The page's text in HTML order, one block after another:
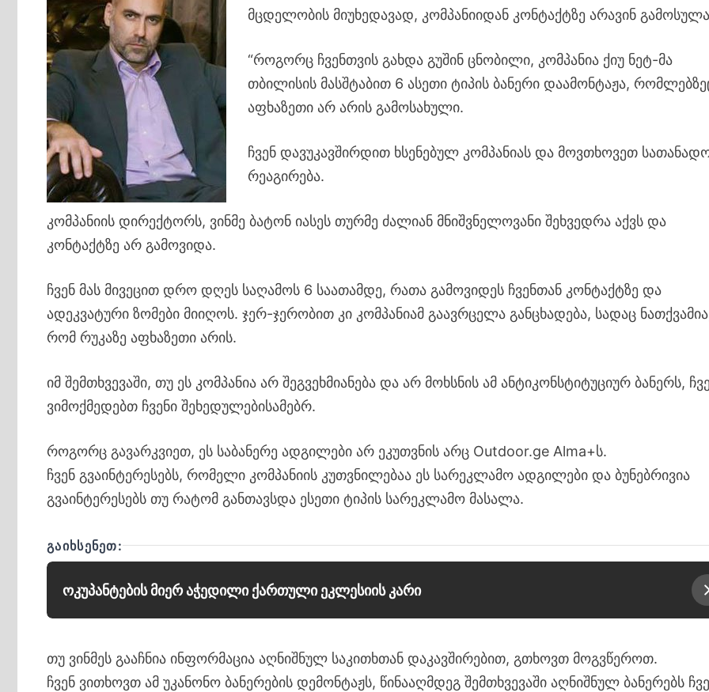
მცდელობის მიუხედავად, კომპანიიდან კონტაქტზე არავინ
“როგორც ჩვენთვის გახდა გუშინ ცნობილი, კომპანია ქიუ ნეტ-მა
თბილისის მასშტაბით 6 ასეთი ტიპის ბანერი დაამონტაჟა,
აფხაზეთი არ არის გამოსახული.
ჩვენ დავუკავშირდით ხსენებულ კომპანიას და მოვთხოვეთ
რეაგირება.
კომპანიის დირექტორს, ვინმე ბატონ იასეს თურმე ძალიან მნიშვნელოვანი შეხვედრა აქვს და
კონტაქტზე არ გამოვიდა.
ჩვენ მას მივეცით დრო დღეს საღამოს 6 საათამდე, რათა გამოვიდეს ჩვენთან კონტაქტზე და
ადეკვატური ზომები მიიღოს. ჯერ-ჯერობით კი კომპანიამ გაავრცელა განცხადება, სადაც
რომ რუკაზე აფხაზეთი არის.
იმ შემთხვევაში, თუ ეს კომპანია არ შეგვეხმიანება და არ მოხსნის ამ ანტიკონსტიტუციურ ბანერს,
ვიმოქმედებთ ჩვენი შეხედულებისამებრ.
როგორც გავარკვიეთ, ეს საბანერე ადგილები არ ეკუთვნის არც Outdoor.ge Alma+ს.
ჩვენ გვაინტერესებს, რომელი კომპანიის კუთვნილებაა ეს სარეკლამო ადგილები და ბუნებრივია
გვაინტერესებს თუ რატომ განთავსდა ესეთი ტიპის სარეკლამო მასალა.
ᲒᲐᲘᲮᲡᲔᲜᲔᲗ:
ოკუპანტების მიერ აჭედილი ქართული ეკლესიის კარი
თუ ვინმეს გააჩნია ინფორმაცია აღნიშნულ საკითხთან დაკავშირებით, გთხოვთ მოგვწეროთ.
ჩვენ ვითხოვთ ამ უკანონო ბანერების დემონტაჟს, წინააღმდეგ შემთხვევაში აღნიშნულ ბანერებს